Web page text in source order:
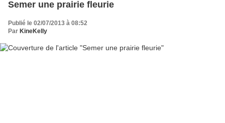
Semer une prairie fleurie
Publié le 02/07/2013 à 08:52
Par KineKelly